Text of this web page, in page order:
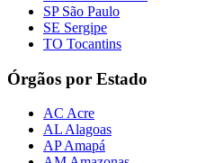
SP São Paulo
SE Sergipe
TO Tocantins
Órgãos por Estado
AC Acre
AL Alagoas
AP Amapá